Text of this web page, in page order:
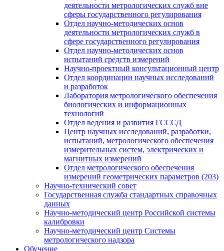
деятельности метрологических служб вне
сферы государственного регулирования
Отдел научно-методических основ
деятельности метрологических служб в
сфере государственного регулирования
Отдел научно-методических основ
испытаний средств измерений
Научно-проектный консультационный центр
Отдел координации научных исследований
и разработок
Лаборатория метрологического обеспечения
биологических и информационных
технологий
Отдел ведения и развития ГСССД
Центр научных исследований, разработки,
испытаний, метрологического обеспечения
измерительных систем, электрических и
магнитных измерений
Отдел метрологического обеспечения
измерений геометрических параметров (203)
Научно-технический совет
Государственная служба стандартных справочных
данных
Научно-методический центр Российской системы
калибровки
Научно-методический центр Системы
метрологического надзора
Обучение